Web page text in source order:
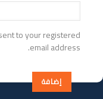
to your registered
email address.